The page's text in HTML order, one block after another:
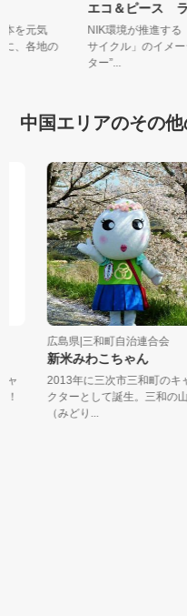
本を元気
に、各地の
エコ＆ピース
NIK環境が推進す
サイクル」のイメ
ター”...
中国エリアのその
広島県|三和町自治連合会
新米みわこちゃん
2013年に三次市三和町のキャ
クターとして誕生。三和の山
（みどり...